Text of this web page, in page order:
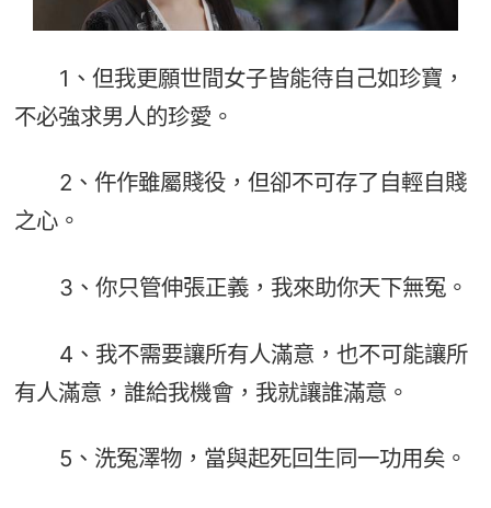
1、但我更願世間女子皆能待自己如珍寶，
不必強求男人的珍愛。
2、仵作雖屬賤役，但卻不可存了自輕自賤
之心。
3、你只管伸張正義，我來助你天下無冤。
4、我不需要讓所有人滿意，也不可能讓所
有人滿意，誰給我機會，我就讓誰滿意。
5、洗冤澤物，當與起死回生同一功用矣。